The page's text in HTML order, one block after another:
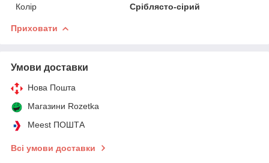
Колір
Сріблясто-сірий
Приховати
Умови доставки
Нова Пошта
Магазини Rozetka
Meest ПОШТА
Всі умови доставки